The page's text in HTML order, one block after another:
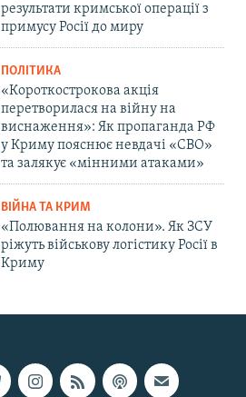
результати кримської операції з
примусу Росії до миру
ПОЛІТИКА
«Короткострокова акція
перетворилася на війну на
виснаження»: Як пропаганда РФ
у Криму пояснює невдачі «СВО»
та залякує «мінними атаками»
ВІЙНА ТА КРИМ
«Полювання на колони». Як ЗСУ
ріжуть військову логістику Росії в
Криму